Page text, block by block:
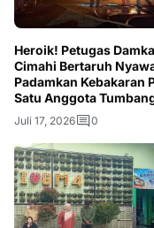
Heroik! Petugas
Cimahi Bertaruh
Padamkan Kebakaran
Satu Anggota
Akibat Asap
Juli 17, 2026 0